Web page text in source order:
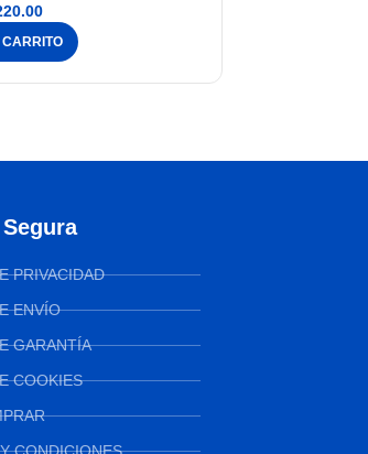
PRIVACIDAD
ENVÍO
GARANTÍA
COOKIES